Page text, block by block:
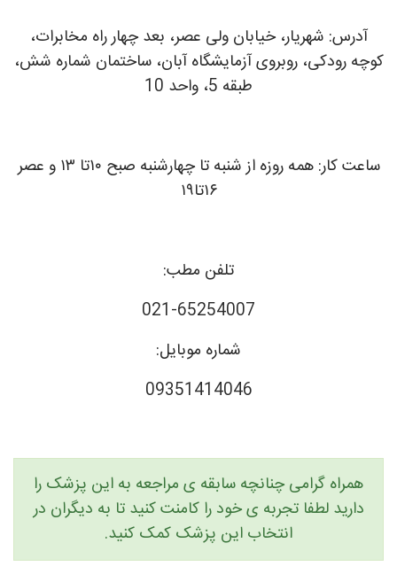
آدرس: شهریار، خیابان ولی عصر، بعد چهار راه مخابرات،
کوچه رودکی، روبروی آزمایشگاه آبان، ساختمان شماره شش،
طبقه 5، واحد 10
ساعت کار: همه روزه از شنبه تا چهارشنبه صبح ۱۰تا ۱۳ و عصر
۱۶تا۱۹
تلفن مطب:
021-65254007
شماره موبایل:
09351414046
همراه گرامی چنانچه سابقه ی مراجعه به این پزشک را
دارید لطفا تجربه ی خود را کامنت کنید تا به دیگران در
انتخاب این پزشک کمک کنید.